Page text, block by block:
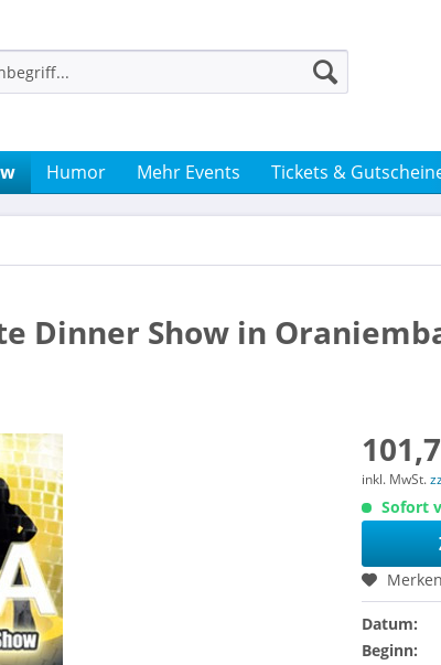
Humor Mehr Events Tickets &
Dinner Show in
inkl. MwSt.
Sofort
Merken
Datum:
Beginn: